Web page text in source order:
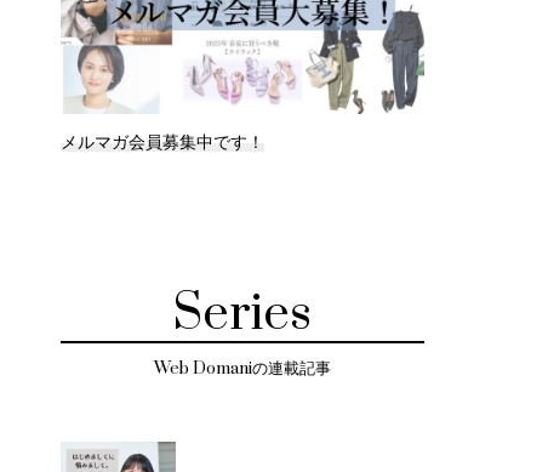
メルマガ会員募集中です！
Series
Web Domaniの連載記事